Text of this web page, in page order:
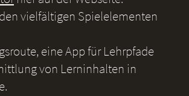
vielfältigen Spielelementen
eine App für Lehrpfade
von Lerninhalten in